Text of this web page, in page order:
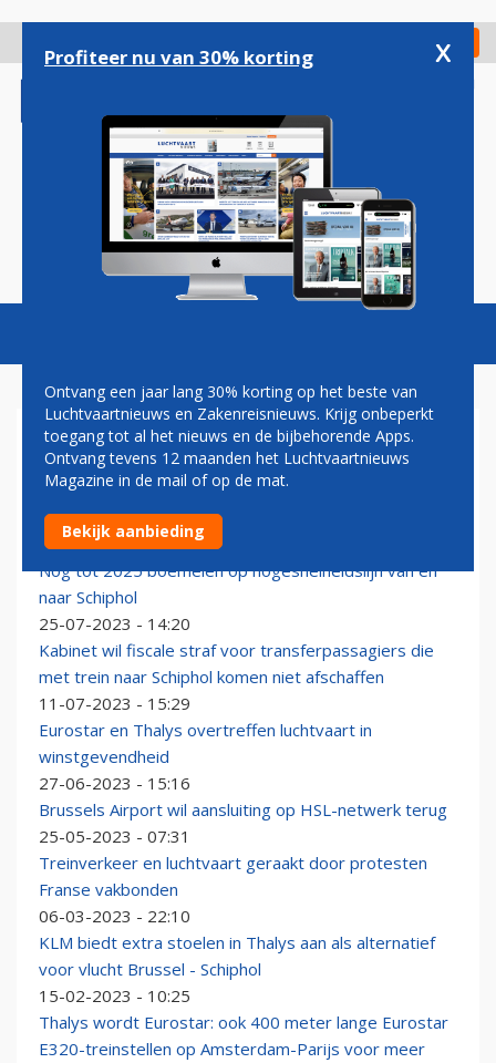
gaan
Check in
Magazine Podcasts Vacatures
THALYS
Thalys bestaat niet meer
02-10-2023 - 13:07
Nog tot 2025 boemelen op hogesnelheidslijn van en
naar Schiphol
25-07-2023 - 14:20
Kabinet wil fiscale straf voor transferpassagiers die
met trein naar Schiphol komen niet afschaffen
11-07-2023 - 15:29
Eurostar en Thalys overtreffen luchtvaart in
winstgevendheid
27-06-2023 - 15:16
Brussels Airport wil aansluiting op HSL-netwerk terug
25-05-2023 - 07:31
Treinverkeer en luchtvaart geraakt door protesten
Franse vakbonden
06-03-2023 - 22:10
KLM biedt extra stoelen in Thalys aan als alternatief
voor vlucht Brussel - Schiphol
15-02-2023 - 10:25
Thalys wordt Eurostar: ook 400 meter lange Eurostar
E320-treinstellen op Amsterdam-Parijs voor meer
Profiteer nu van 30% korting x
Ontvang een jaar lang 30% korting op het beste van
Luchtvaartnieuws en Zakenreisnieuws. Krijg onbeperkt
toegang tot al het nieuws en de bijbehorende Apps.
Ontvang tevens 12 maanden het Luchtvaartnieuws
Magazine in de mail of op de mat.
Bekijk aanbieding